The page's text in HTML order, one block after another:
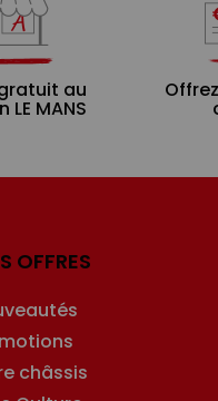
au
MANS
OFFRES
châssis